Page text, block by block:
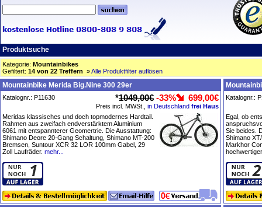
Produktsuche
Kategorie: Mountainbikes
Gefiltert: 14 von 22 Treffern »Alle Produktfilter auflösen
Mountainbike Merida Big.Nine 300 29er
Katalognr.: P11630 *1049,00€ -33% 699,00€
Preis incl. MWSt., in Deutschland frei Haus
Meridas klassisches und doch topmodernes Hardtail.
Rahmen aus zweifach endverstärktem Aluminium
6061 mit entspannterer Geomertrie. Die Ausstattung:
Shimano Deore 20-Gang Schaltung, Shimano MT-200
Bremsen, Suntour XCR 32 LOR 100mm Gabel, 29
Zoll Laufräder. mehr...
Katalognr.:
Egal, ob
Sie beides.
Shimano
Markhor